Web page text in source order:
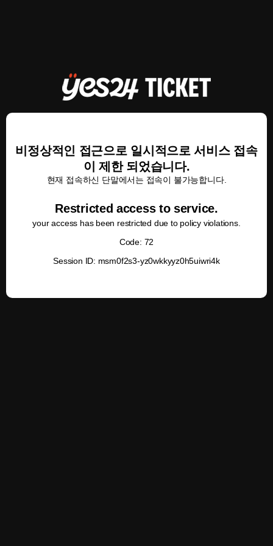
비정상적인 접근으로 일시적으로 서비스 접속
이 제한 되었습니다.
현재 접속하신 단말에서는 접속이 불가능합니다.
Restricted access to service.
your access has been restricted due to policy violations.
Code: 72
Session ID: msm0f2s3-yz0wkkyyz0h5uiwri4k